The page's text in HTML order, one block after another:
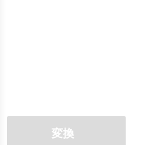
変換